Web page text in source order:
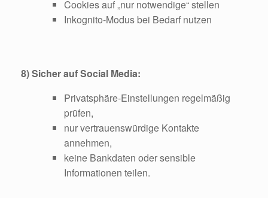
Cookies auf „nur notwendige“ stellen
Inkognito-Modus bei Bedarf nutzen
8) Sicher auf Social Media:
Privatsphäre-Einstellungen regelmäßig
prüfen,
nur vertrauenswürdige Kontakte
annehmen,
keine Bankdaten oder sensible
Informationen teilen.